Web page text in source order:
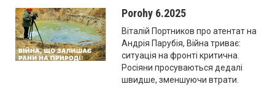
Porohy 6.2025
Віталій Портников про атентат на
Андрія Парубія, Війна триває:
ситуація на фронті критична.
Росіяни просуваються дедалі
швидше, зменшуючи втрати.